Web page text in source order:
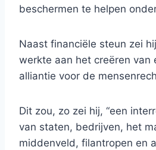
beschermen te helpen
Naast financiële steun zei
werkte aan het creëren van
alliantie voor de
Dit zou, zo zei hij, “een
van staten, bedrijven, het
middenveld, filantropen en